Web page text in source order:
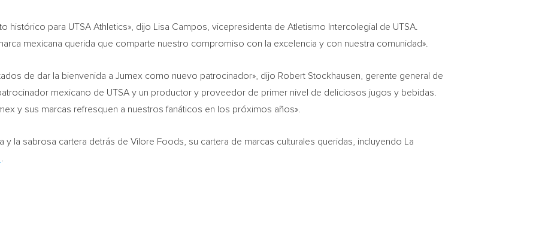
histórico para UTSA Athletics», dijo Lisa Campos, vicepresidenta de Atletismo Intercolegial de UTSA.
mexicana querida que comparte nuestro compromiso con la excelencia y con nuestra comunidad».
de dar la bienvenida a Jumex como nuevo patrocinador», dijo Robert Stockhausen, gerente general de
mexicano de UTSA y un productor y proveedor de primer nivel de deliciosos jugos y bebidas.
y sus marcas refresquen a nuestros fanáticos en los próximos años».
y la sabrosa cartera detrás de Vilore Foods, su cartera de marcas culturales queridas, incluyendo La